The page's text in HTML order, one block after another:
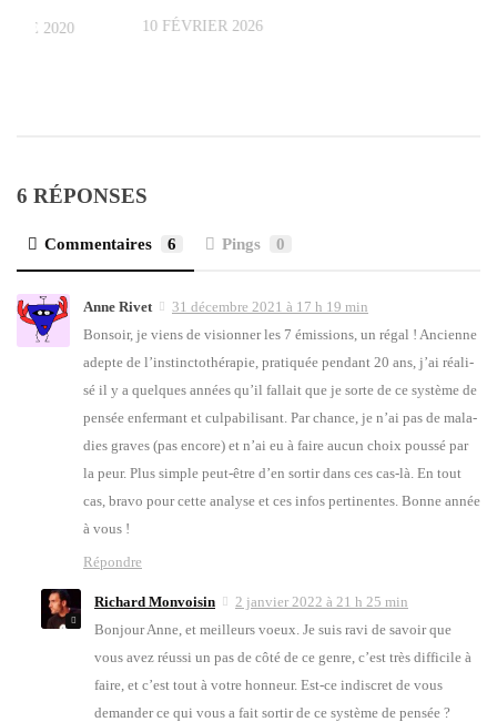
10 FÉVRIER 2026
2020
6 RÉPONSES
Commentaires 6 Pings 0
Anne Rivet
31 décembre 2021 à 17 h 19 min
Bon­soir, je viens de vision­ner les 7 émis­sions, un régal ! Ancienne
adepte de l’ins­tinc­to­thé­ra­pie, pra­ti­quée pen­dant 20 ans, j’ai réa­li­
sé il y a quelques années qu’il fal­lait que je sorte de ce sys­tème de
pen­sée enfer­mant et culpa­bi­li­sant. Par chance, je n’ai pas de mala­
dies graves (pas encore) et n’ai eu à faire aucun choix pous­sé par
la peur. Plus simple peut-être d’en sor­tir dans ces cas-là. En tout
cas, bra­vo pour cette ana­lyse et ces infos per­ti­nentes. Bonne année
à vous !
Répondre
Richard Monvoisin
2 janvier 2022 à 21 h 25 min
Bon­jour Anne, et meilleurs voeux. Je suis ravi de savoir que
vous avez réus­si un pas de côté de ce genre, c’est très dif­fi­cile à
faire, et c’est tout à votre hon­neur. Est-ce indis­cret de vous
deman­der ce qui vous a fait sor­tir de ce sys­tème de pen­sée ?